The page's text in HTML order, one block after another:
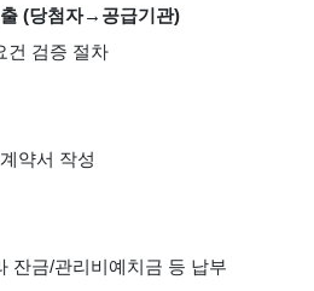
(당첨자→공급기관)
건 검증 절차
약서 작성
잔금/관리비예치금 등 납부